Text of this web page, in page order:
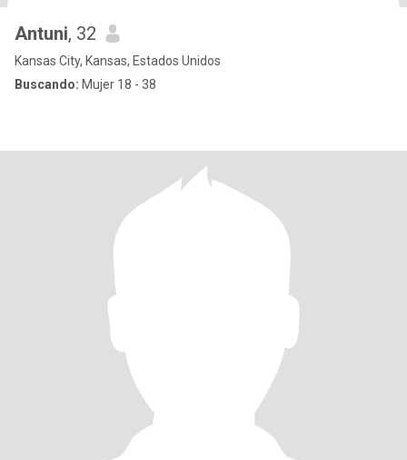
Antuni, 32
Kansas City, Kansas, Estados Unidos
Buscando: Mujer 18 - 38